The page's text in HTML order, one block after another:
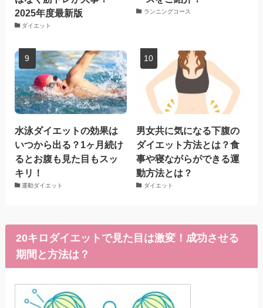
2025年度最新版
ダイエット
ランニングコース
水泳ダイエットの効果は
いつから出る？1ヶ月続け
るとお腹も見た目もスッ
キリ！
運動ダイエット
男女共に気になる下腹の
ダイエット方法とは？食
事や寝ながらができる運
動方法とは？
ダイエット
20キロダイエットで見た目は激変！成功させる
期間と方法は？